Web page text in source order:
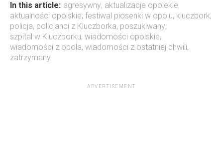
In this article: agresywny, aktualizacje opolekie,
aktualności opolskie, festiwal piosenki w opolu, kluczbork,
policja, policjanci z Kluczborka, poszukiwany,
szpital w Kluczborku, wiadomości opolskie,
wiadomości z opola, wiadomości z ostatniej chwili,
zatrzymany
ADVERTISEMENT